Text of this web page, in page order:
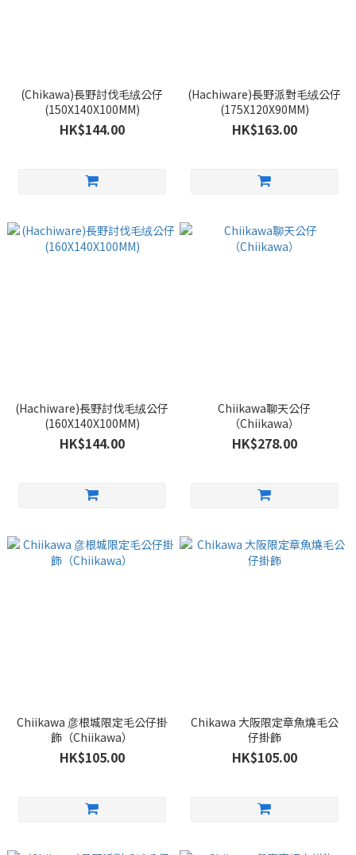
(Chikawa)長野討伐毛绒公仔
(150X140X100MM)
HK$144.00
(Hachiware)長野派對毛绒公仔
(175X120X90MM)
HK$163.00
(Hachiware)長野討伐毛绒公仔
(160X140X100MM)
HK$144.00
Chiikawa聊天公仔
（Chiikawa）
HK$278.00
Chiikawa 彦根城限定毛公仔掛
飾（Chiikawa）
HK$105.00
Chikawa 大阪限定章魚燒毛公
仔掛飾
HK$105.00